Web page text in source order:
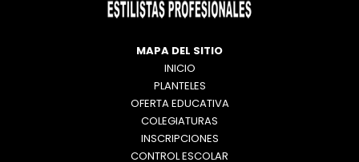
MAPA DEL SITIO
INICIO
PLANTELES
OFERTA EDUCATIVA
COLEGIATURAS
INSCRIPCIONES
CONTROL ESCOLAR